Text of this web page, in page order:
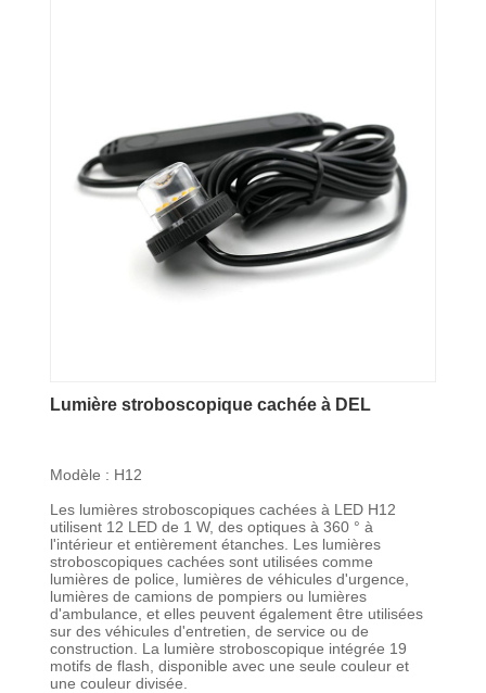
Lumière stroboscopique cachée à DEL
Modèle : H12
Les lumières stroboscopiques cachées à LED H12
utilisent 12 LED de 1 W, des optiques à 360 ° à
l'intérieur et entièrement étanches. Les lumières
stroboscopiques cachées sont utilisées comme
lumières de police, lumières de véhicules d'urgence,
lumières de camions de pompiers ou lumières
d'ambulance, et elles peuvent également être utilisées
sur des véhicules d'entretien, de service ou de
construction. La lumière stroboscopique intégrée 19
motifs de flash, disponible avec une seule couleur et
une couleur divisée.